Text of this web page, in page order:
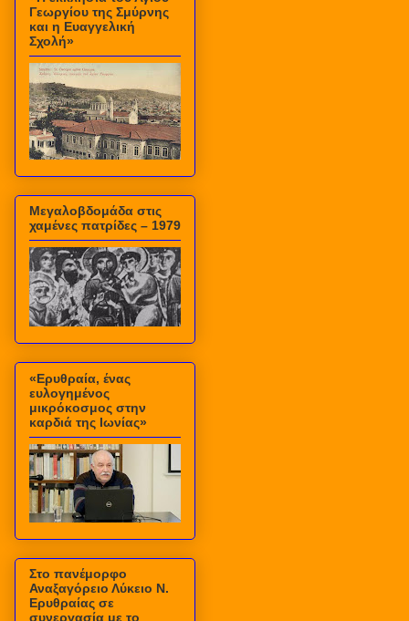
Γεωργίου της Σμύρνης
και η Ευαγγελική
Σχολή»
Μεγαλοβδομάδα στις
χαμένες πατρίδες – 1979
«Ερυθραία, ένας
ευλογημένος
μικρόκοσμος στην
καρδιά της Ιωνίας»
Στο πανέμορφο
Αναξαγόρειο Λύκειο Ν.
Ερυθραίας σε
συνεργασία με το